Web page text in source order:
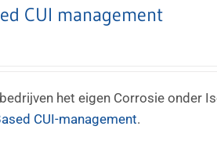
CUI management
het eigen Corrosie onder
CUI-management.